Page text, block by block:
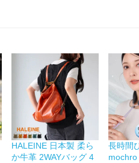
HALEINE 日本製 柔ら
か牛革 2WAYバッグ 4
長時間